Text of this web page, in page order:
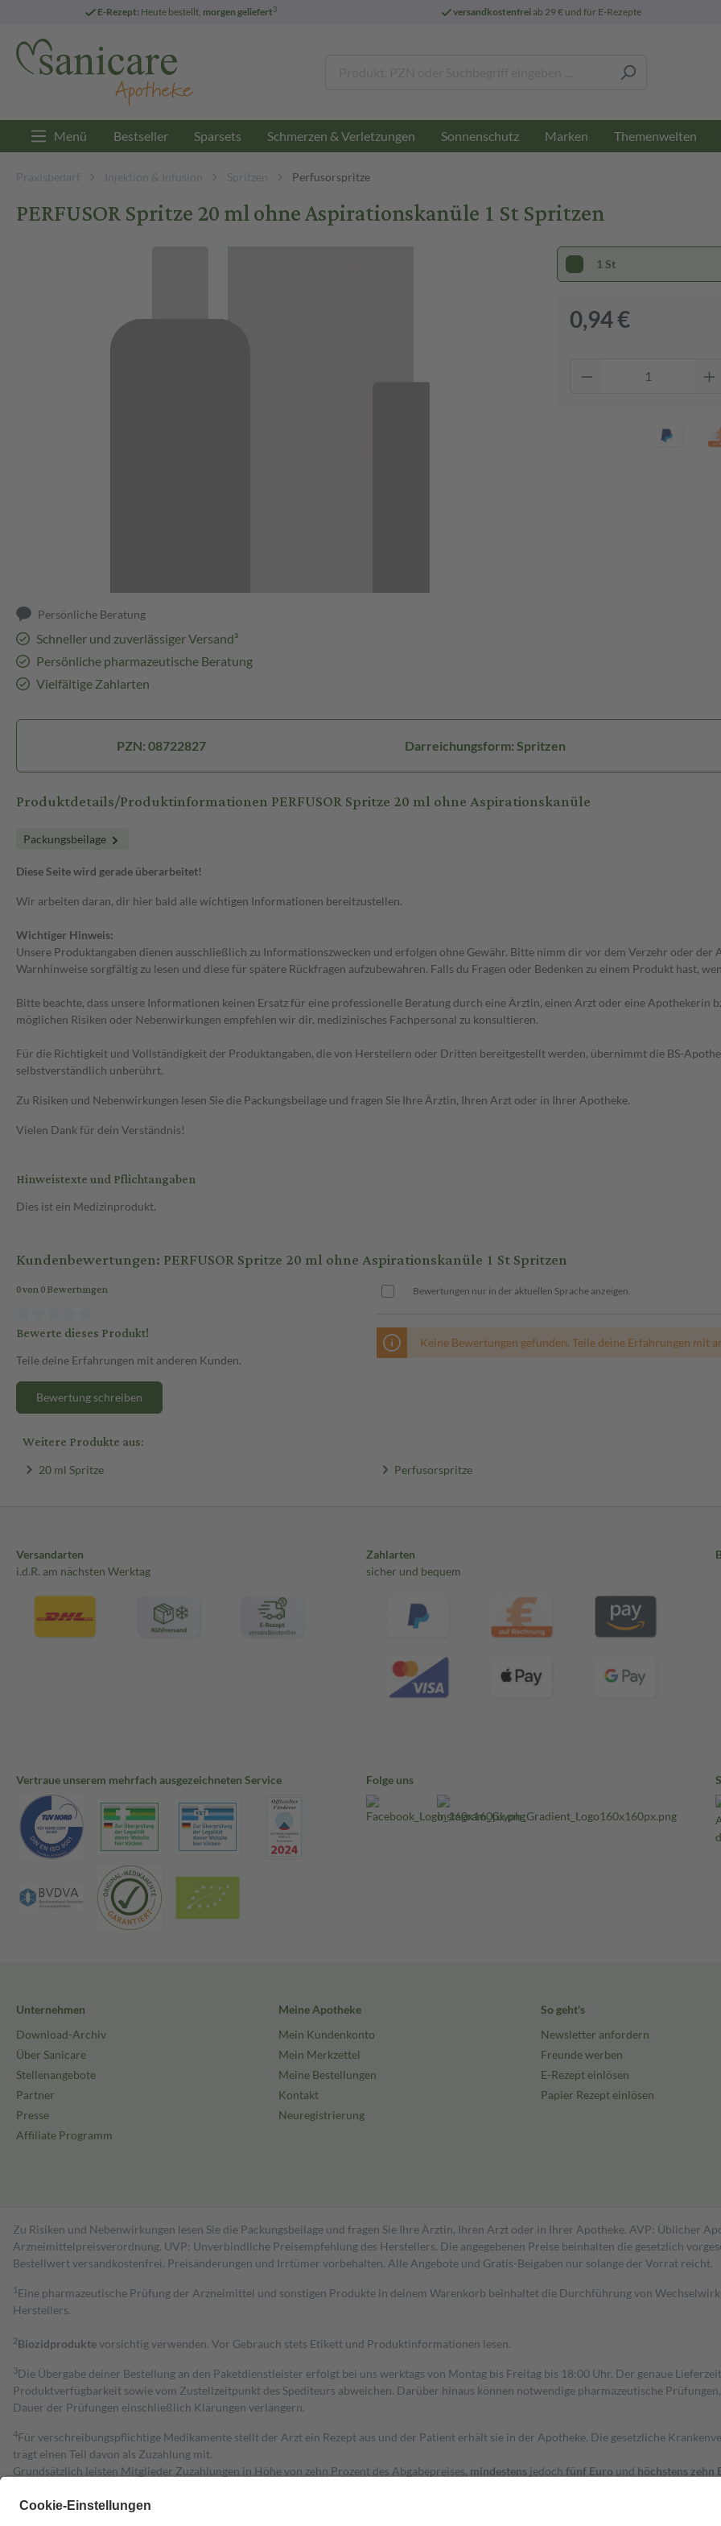
E-Rezept: Heute bestellt, morgen geliefert3 versandkostenfreiab 29 € und für E-Rezepte
Menü Bestseller Sparsets Schmerzen & Verletzungen Sonnenschutz Marken Themenwelten
Praxisbedarf Injektion & Infusion Spritzen Perfusorspritze
PERFUSOR Spritze 20 ml ohne Aspirationskanüle 1 St Spritzen
Persönliche Beratung
Schneller und zuverlässiger Versand³
Persönliche pharmazeutische Beratung
Vielfältige Zahlarten
1 St
0,94 €
PZN: 08722827 Darreichungsform: Spritzen
Produktdetails/Produktinformationen PERFUSOR Spritze 20 ml ohne Aspirationskanüle
Packungsbeilage
Diese Seite wird gerade überarbeitet!
Wir arbeiten daran, dir hier bald alle wichtigen Informationen bereitzustellen.
Wichtiger Hinweis:
Unsere Produktangaben dienen ausschließlich zu Informationszwecken und erfolgen ohne Gewähr. Bitte nimm dir vor dem Verzehr oder
Warnhinweise sorgfältig zu lesen und diese für spätere Rückfragen aufzubewahren. Falls du Fragen oder Bedenken zu einem Produkt hast,
Bitte beachte, dass unsere Informationen keinen Ersatz für eine professionelle Beratung durch eine Ärztin, einen Arzt oder eine Apothekerin
möglichen Risiken oder Nebenwirkungen empfehlen wir dir, medizinisches Fachpersonal zu konsultieren.
Für die Richtigkeit und Vollständigkeit der Produktangaben, die von Herstellern oder Dritten bereitgestellt werden, übernimmt die BS-
selbstverständlich unberührt.
Zu Risiken und Nebenwirkungen lesen Sie die Packungsbeilage und fragen Sie Ihre Ärztin, Ihren Arzt oder in Ihrer Apotheke.
Vielen Dank für dein Verständnis!
Hinweistexte und Pflichtangaben
Dies ist ein Medizinprodukt.
Kundenbewertungen: PERFUSOR Spritze 20 ml ohne Aspirationskanüle 1 St Spritzen
0 von 0 Bewertungen
Bewerte dieses Produkt!
Teile deine Erfahrungen mit anderen Kunden.
Bewertung schreiben
Bewertungen nur in der aktuellen Sprache anzeigen.
Keine Bewertungen gefunden. Teile deine Erfahrungen mit
Weitere Produkte aus:
20 ml Spritze Perfusorspritze
Versandarten
i.d.R. am nächsten Werktag
Zahlarten
sicher und bequem
Vertraue unserem mehrfach ausgezeichneten Service Folge uns
Unternehmen
Download-Archiv
Über Sanicare
Stellenangebote
Partner
Presse
Affiliate Programm
Meine Apotheke
Mein Kundenkonto
Mein Merkzettel
Meine Bestellungen
Kontakt
Neuregistrierung
So geht's
Newsletter anfordern
Freunde werben
E-Rezept einlösen
Papier Rezept einlösen
Zu Risiken und Nebenwirkungen lesen Sie die Packungsbeilage und fragen Sie Ihre Ärztin, Ihren Arzt oder in Ihrer Apotheke. AVP: Üblicher
Arzneimittelpreisverordnung. UVP: Unverbindliche Preisempfehlung des Herstellers. Die angegebenen Preise beinhalten die gesetzlich
Bestell­wert versand­kosten­frei. Preisänderungen und Irrtümer vorbehalten. Alle Angebote und Gratis-Beigaben nur solange der Vorrat reicht.
1 Eine pharmazeutische Prüfung der Arzneimittel und sonstigen Produkte in deinem Warenkorb beinhaltet die Durchführung von
Herstellers.
2Biozidproduktevorsichtig verwenden. Vor Gebrauch stets Etikett und Produktinformationen lesen.
3Die Übergabe deiner Bestellung an den Paketdienstleister erfolgt bei uns werktags von Montag bis Freitag bis 18:00 Uhr. Der genaue
Produktverfügbarkeit sowie vom Zustellzeitpunkt des Spediteurs abweichen. Darüber hinaus können notwendige pharmazeutische
Dauer der Prüfungen einschließlich Klärungen verlängern.
4Für verschreibungspflichtige Medikamente stellt der Arzt ein Rezept aus und der Patient erhält sie in der Apotheke. Die gesetzliche
trägt einen Teil davon als Zuzahlung mit.
Grundsätzlich leisten Mitglieder Zuzahlungen in Höhe von zehn Prozent des Abgabepreises, mindestens jedoch fünf Euro und höchstens zehn
Diese Regeln gelten grundsätzlich auch für Online-Apotheken.